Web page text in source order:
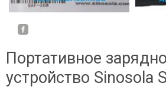
Портативное
устройство Sinosola